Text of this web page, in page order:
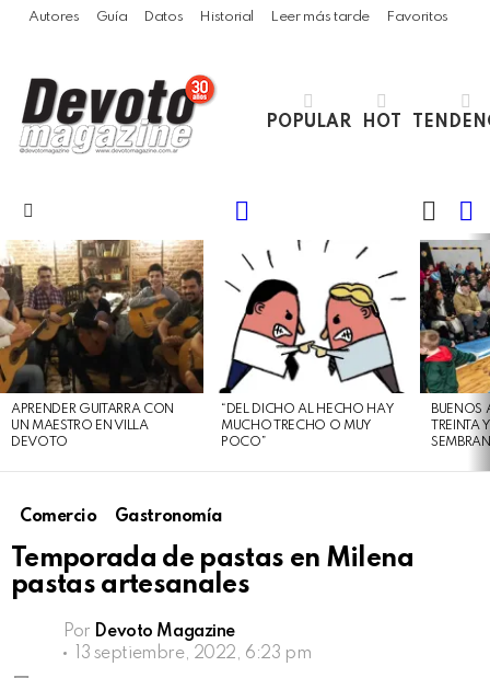
Autores Guía Datos Historial Leer más tarde Favoritos
POPULAR HOT
SKIN
LATEST
STORIES
APRENDER GUITARRA CON
UN MAESTRO EN VILLA
DEVOTO
“DEL DICHO AL HECHO HAY
MUCHO TRECHO O MUY
POCO”
BUENOS
Comercio Gastronomía
Temporada de pastas en Milena
pastas artesanales
Por Devoto Magazine
13 septiembre, 2022, 6:23 pm